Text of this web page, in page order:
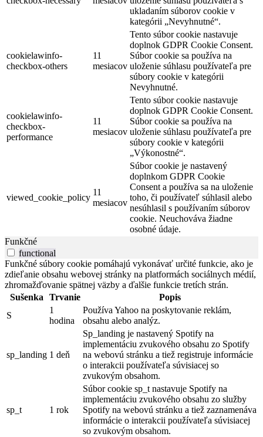
ukladaním súborov cookie v
kategórii „Nevyhnutné“.
cookielawinfo-
checkbox-others
11
mesiacov
Tento súbor cookie nastavuje
doplnok GDPR Cookie Consent.
Súbor cookie sa používa na
uloženie súhlasu používateľa pre
súbory cookie v kategórii
Nevyhnutné.
cookielawinfo-
checkbox-
performance
11
mesiacov
Tento súbor cookie nastavuje
doplnok GDPR Cookie Consent.
Súbor cookie sa používa na
uloženie súhlasu používateľa pre
súbory cookie v kategórii
„Výkonostné“.
viewed_cookie_policy
11
mesiacov
Súbor cookie je nastavený
doplnkom GDPR Cookie
Consent a používa sa na uloženie
toho, či používateľ súhlasil alebo
nesúhlasil s používaním súborov
cookie. Neuchováva žiadne
osobné údaje.
Funkčné
functional
Funkčné súbory cookie pomáhajú vykonávať určité funkcie, ako je
zdieľanie obsahu webovej stránky na platformách sociálnych médií,
zhromažďovanie spätnej väzby a ďalšie funkcie tretích strán.
Sušenka
Trvanie
Popis
S
1
hodina
Používa Yahoo na poskytovanie reklám,
obsahu alebo analýz.
sp_landing 1 deň
Sp_landing je nastavený Spotify na
implementáciu zvukového obsahu zo Spotify
na webovú stránku a tiež registruje informácie
o interakcii používateľa súvisiacej so
zvukovým obsahom.
sp_t 1 rok
Súbor cookie sp_t nastavuje Spotify na
implementáciu zvukového obsahu zo služby
Spotify na webovú stránku a tiež zaznamenáva
informácie o interakcii používateľa súvisiacej
so zvukovým obsahom.